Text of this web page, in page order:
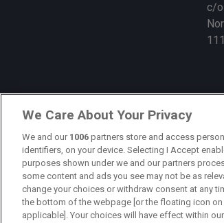
c/o
We Care About Your Privacy
We and our 1006 partners store and access
identifiers, on your device. Selecting I Accept
purposes shown under we and our partners
some content and ads you see may not be as
change your choices or withdraw consent at any
the bottom of the webpage [or the floating icon
applicable]. Your choices will have effect within